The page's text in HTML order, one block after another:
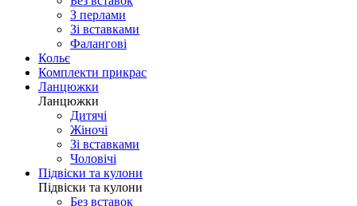
З перлами
Зі вставками
Фаланговi
Кольє
Комплекти прикрас
Ланцюжки
Ланцюжки
Дитячі
Жіночі
Зі вставками
Чоловічі
Підвіски та кулони
Підвіски та кулони
Без вставок